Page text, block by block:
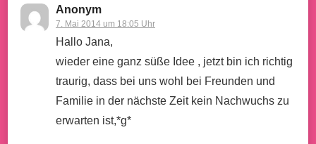
Anonym
7. Mai 2014 um 18:05 Uhr
Hallo Jana,
wieder eine ganz süße Idee , jetzt bin ich richtig
traurig, dass bei uns wohl bei Freunden und
Familie in der nächste Zeit kein Nachwuchs zu
erwarten ist,*g*